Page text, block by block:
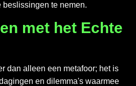
te nemen.
met het Echte
dan alleen een metafoor; het is
en dilemma's waarmee